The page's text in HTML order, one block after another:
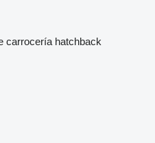
carrocería hatchback